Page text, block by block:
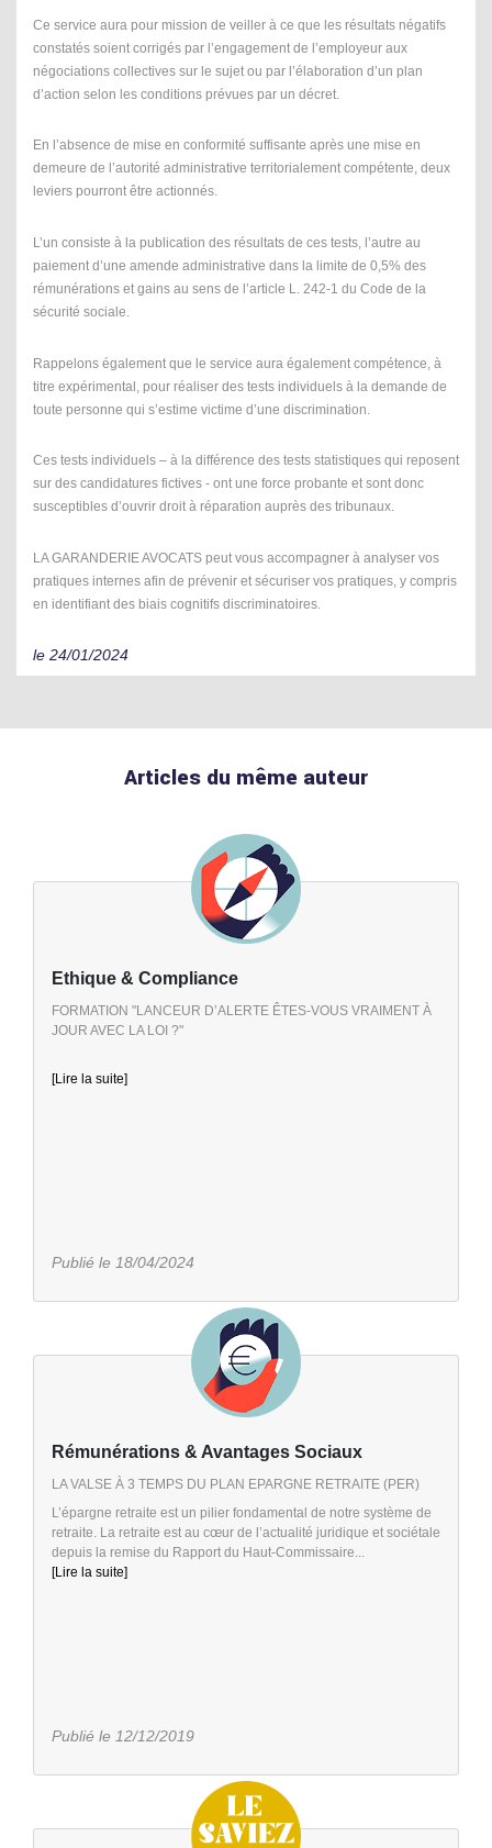
Ce service aura pour mission de veiller à ce que les résultats négatifs
constatés soient corrigés par l’engagement de l’employeur aux
négociations collectives sur le sujet ou par l’élaboration d’un plan
d’action selon les conditions prévues par un décret.
En l’absence de mise en conformité suffisante après une mise en
demeure de l’autorité administrative territorialement compétente, deux
leviers pourront être actionnés.
L’un consiste à la publication des résultats de ces tests, l’autre au
paiement d’une amende administrative dans la limite de 0,5% des
rémunérations et gains au sens de l’article L. 242-1 du Code de la
sécurité sociale.
Rappelons également que le service aura également compétence, à
titre expérimental, pour réaliser des tests individuels à la demande de
toute personne qui s’estime victime d’une discrimination.
Ces tests individuels – à la différence des tests statistiques qui reposent
sur des candidatures fictives - ont une force probante et sont donc
susceptibles d’ouvrir droit à réparation auprès des tribunaux.
LA GARANDERIE AVOCATS peut vous accompagner à analyser vos
pratiques internes afin de prévenir et sécuriser vos pratiques, y compris
en identifiant des biais cognitifs discriminatoires.
le 24/01/2024
Articles du même auteur
Ethique & Compliance
FORMATION "LANCEUR D’ALERTE ÊTES-VOUS VRAIMENT À
JOUR AVEC LA LOI ?"
[Lire la suite]
Publié le 18/04/2024
Rémunérations & Avantages Sociaux
LA VALSE À 3 TEMPS DU PLAN EPARGNE RETRAITE (PER)
L’épargne retraite est un pilier fondamental de notre système de
retraite. La retraite est au cœur de l’actualité juridique et sociétale
depuis la remise du Rapport du Haut-Commissaire...
[Lire la suite]
Publié le 12/12/2019